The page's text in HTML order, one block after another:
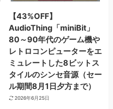
【43%OFF】
AudioThing「miniBit」
80～90年代のゲーム機や
レトロコンピューターをエ
ミュレートした8ビットス
タイルのシンセ音源（セー
ル期間8月1日夕方まで）
2026年6月25日